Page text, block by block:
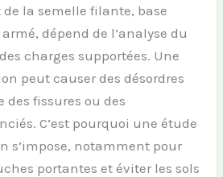
la semelle filante, base
dépend de l’analyse du
charges supportées. Une
peut causer des désordres
fissures ou des
C’est pourquoi une étude
s’impose, notamment pour
portantes et éviter les sols